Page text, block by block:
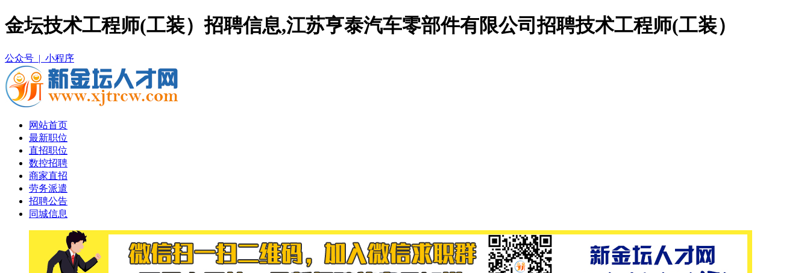
金坛技术工程师(工装）招聘信息,江苏亨泰汽车零部件有限公司招聘技术工程师(工装）
公众号 | 小程序
网站首页
最新职位
直招职位
数控招聘
商家直招
劳务派遣
招聘公告
同城信息